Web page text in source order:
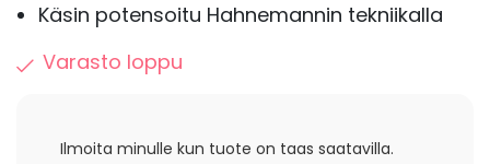
Käsin potensoitu Hahnemannin tekniikalla
Varasto loppu
Ilmoita minulle kun tuote on taas saatavilla.